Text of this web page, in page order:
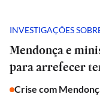
INVESTIGAÇÕES
Mendonça e
para arrefecer
Crise com